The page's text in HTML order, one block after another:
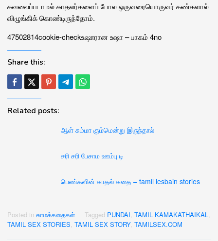
கவலைப்படாமல் காதலர்களைப் போல ஒருவரையொருவர் கண்களால்
விழுங்கிக் கொண்டிருந்தோம்.
47502814cookie-checkஉஷாரான உஷா – பாகம் 4no
Share this:
Related posts:
ஆள் சும்மா கும்மென்று இருந்தால்
சரி சரி பேசாம ஊம்பு டி
பெண்களின் காதல் கதை – tamil lesbain stories
Posted in காமக்கதைகள் Tagged PUNDAI, TAMIL KAMAKATHAIKAL,
TAMIL SEX STORIES, TAMIL SEX STORY, TAMILSEX.COM